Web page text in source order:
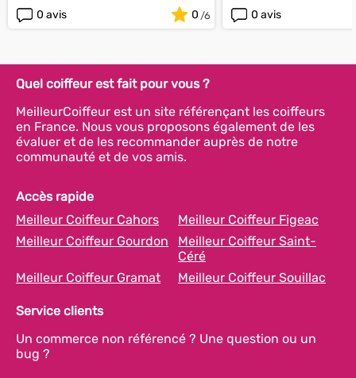
0 avis
0
0 avis
Quel coiffeur est fait pour vous ?
MeilleurCoiffeur est un site référençant les coiffeurs
en France. Nous vous proposons également de les
évaluer et de les recommander auprès de notre
communauté et de vos amis.
Accès rapide
Meilleur Coiffeur Cahors
Meilleur Coiffeur Figeac
Meilleur Coiffeur Gourdon
Meilleur Coiffeur Saint-
Céré
Meilleur Coiffeur Gramat
Meilleur Coiffeur Souillac
Service clients
Un commerce non référencé ? Une question ou un
bug ?